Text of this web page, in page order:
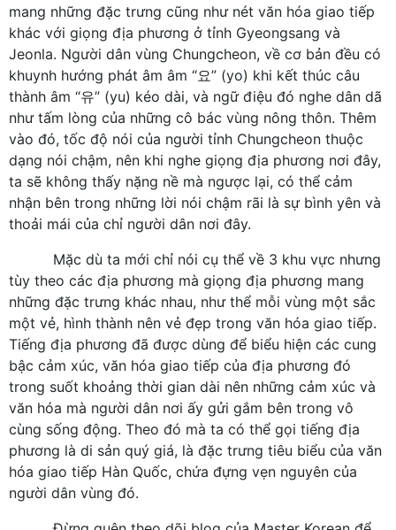
mang những đặc trưng cũng như nét văn hóa giao tiếp
khác với giọng địa phương ở tỉnh Gyeongsang và
Jeonla. Người dân vùng Chungcheon, về cơ bản đều có
khuynh hướng phát âm âm “요” (yo) khi kết thúc câu
thành âm “유” (yu) kéo dài, và ngữ điệu đó nghe dân dã
như tấm lòng của những cô bác vùng nông thôn. Thêm
vào đó, tốc độ nói của người tỉnh Chungcheon thuộc
dạng nói chậm, nên khi nghe giọng địa phương nơi đây,
ta sẽ không thấy nặng nề mà ngược lại, có thể cảm
nhận bên trong những lời nói chậm rãi là sự bình yên và
thoải mái của chỉ người dân nơi đây.
Mặc dù ta mới chỉ nói cụ thể về 3 khu vực nhưng
tùy theo các địa phương mà giọng địa phương mang
những đặc trưng khác nhau, như thể mỗi vùng một sắc
một vẻ, hình thành nên vẻ đẹp trong văn hóa giao tiếp.
Tiếng địa phương đã được dùng để biểu hiện các cung
bậc cảm xúc, văn hóa giao tiếp của địa phương đó
trong suốt khoảng thời gian dài nên những cảm xúc và
văn hóa mà người dân nơi ấy gửi gắm bên trong vô
cùng sống động. Theo đó mà ta có thể gọi tiếng địa
phương là di sản quý giá, là đặc trưng tiêu biểu của văn
hóa giao tiếp Hàn Quốc, chứa đựng vẹn nguyên của
người dân vùng đó.